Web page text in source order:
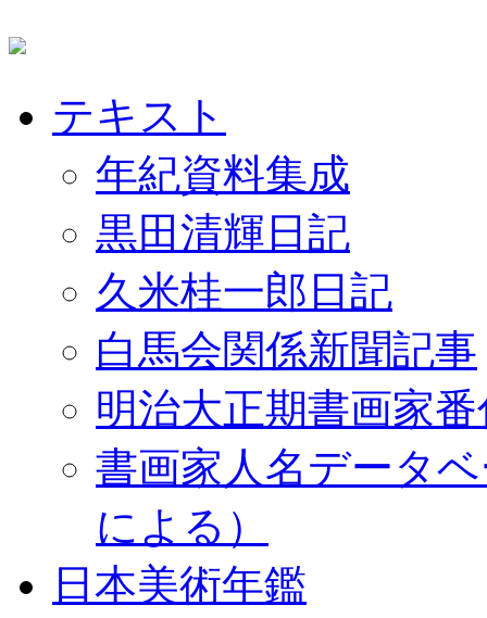
テキスト
年紀資料集成
黒田清輝日記
久米桂一郎日記
白馬会関係新聞記事
明治大正期書画家
書画家人名データ
による）
日本美術年鑑